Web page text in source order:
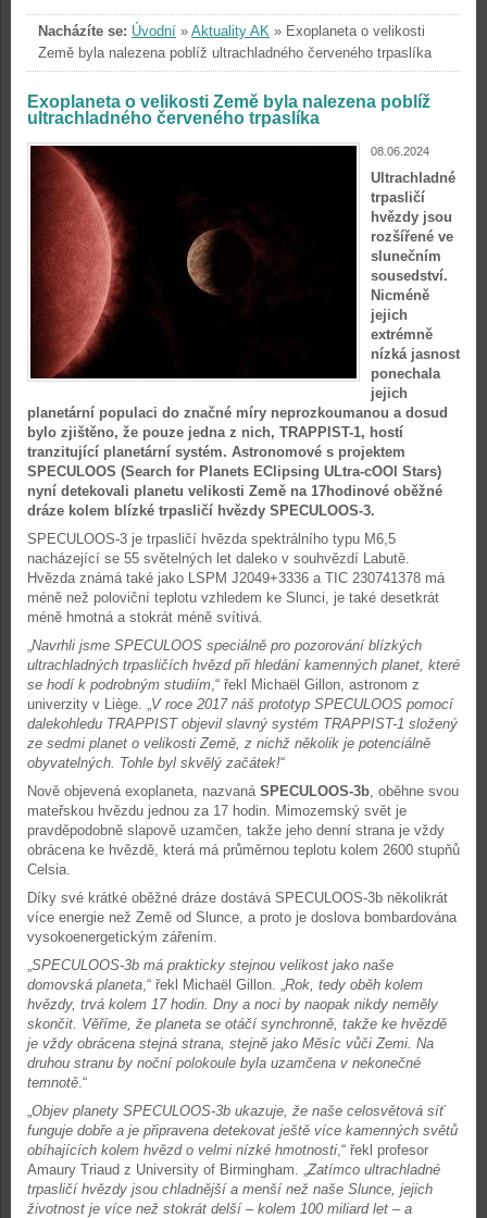
Nacházíte se: Úvodní » Aktuality AK » Exoplaneta o velikosti
Země byla nalezena poblíž ultrachladného červeného trpaslíka
Exoplaneta o velikosti Země byla nalezena poblíž
ultrachladného červeného trpaslíka
08.06.2024
Ultrachladné
trpasličí
hvězdy jsou
rozšířené ve
slunečním
sousedství.
Nicméně
jejich
extrémně
nízká jasnost
ponechala
jejich
planetární populaci do značné míry neprozkoumanou a dosud
bylo zjištěno, že pouze jedna z nich, TRAPPIST-1, hostí
tranzitující planetární systém. Astronomové s projektem
SPECULOOS (Search for Planets EClipsing ULtra-cOOl Stars)
nyní detekovali planetu velikosti Země na 17hodinové oběžné
dráze kolem blízké trpasličí hvězdy SPECULOOS-3.
SPECULOOS-3 je trpasličí hvězda spektrálního typu M6,5
nacházející se 55 světelných let daleko v souhvězdí Labutě.
Hvězda známá také jako LSPM J2049+3336 a TIC 230741378 má
méně než poloviční teplotu vzhledem ke Slunci, je také desetkrát
méně hmotná a stokrát méně svítivá.
„Navrhli jsme SPECULOOS speciálně pro pozorování blízkých
ultrachladných trpasličích hvězd při hledání kamenných planet, které
se hodí k podrobným studiím,“ řekl Michaël Gillon, astronom z
univerzity v Liège. „V roce 2017 náš prototyp SPECULOOS pomocí
dalekohledu TRAPPIST objevil slavný systém TRAPPIST-1 složený
ze sedmi planet o velikosti Země, z nichž několik je potenciálně
obyvatelných. Tohle byl skvělý začátek!“
Nově objevená exoplaneta, nazvaná SPECULOOS-3b, oběhne svou
mateřskou hvězdu jednou za 17 hodin. Mimozemský svět je
pravděpodobně slapově uzamčen, takže jeho denní strana je vždy
obrácena ke hvězdě, která má průměrnou teplotu kolem 2600 stupňů
Celsia.
Díky své krátké oběžné dráze dostává SPECULOOS-3b několikrát
více energie než Země od Slunce, a proto je doslova bombardována
vysokoenergetickým zářením.
„SPECULOOS-3b má prakticky stejnou velikost jako naše
domovská planeta,“ řekl Michaël Gillon. „Rok, tedy oběh kolem
hvězdy, trvá kolem 17 hodin. Dny a noci by naopak nikdy neměly
skončit. Věříme, že planeta se otáčí synchronně, takže ke hvězdě
je vždy obrácena stejná strana, stejně jako Měsíc vůči Zemi. Na
druhou stranu by noční polokoule byla uzamčena v nekonečné
temnotě.“
„Objev planety SPECULOOS-3b ukazuje, že naše celosvětová síť
funguje dobře a je připravena detekovat ještě více kamenných světů
obíhajících kolem hvězd o velmi nízké hmotnosti,“ řekl profesor
Amaury Triaud z University of Birmingham. „Zatímco ultrachladné
trpasličí hvězdy jsou chladnější a menší než naše Slunce, jejich
životnost je více než stokrát delší – kolem 100 miliard let – a